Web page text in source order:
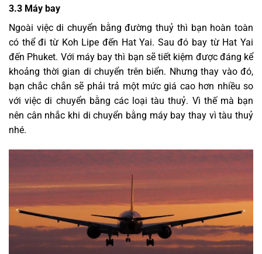
3.3 Máy bay
Ngoài việc di chuyển bằng đường thuỷ thì bạn hoàn toàn
có thể đi từ Koh Lipe đến Hat Yai. Sau đó bay từ Hat Yai
đến Phuket. Với máy bay thì bạn sẽ tiết kiệm được đáng kể
khoảng thời gian di chuyển trên biển. Nhưng thay vào đó,
bạn chắc chắn sẽ phải trả một mức giá cao hơn nhiều so
với việc di chuyển bằng các loại tàu thuỷ. Vì thế mà bạn
nên cân nhắc khi di chuyển bằng máy bay thay vì tàu thuỷ
nhé.